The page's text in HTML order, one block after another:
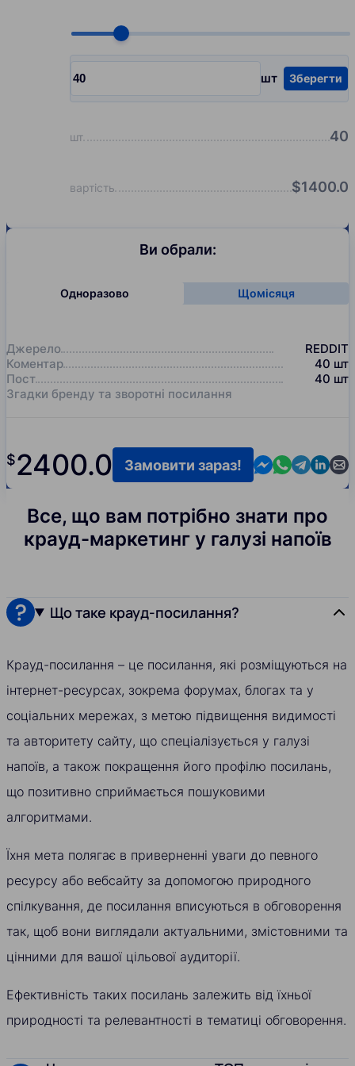
Choose quantity, pcs
шт
Input quantity, pcs Зберегти
шт 40
вартість $1400.0
Ви обрали:
Одноразово Щомісяця
Джерело
REDDIT
Коментар
40 шт
Пост
40 шт
Згадки бренду та зворотні посилання
$2400.0 Contact us in
Contact us
Contact
Замовити зараз!
Все, що вам потрібно знати про
крауд-маркетинг у галузі напоїв
Що таке крауд-посилання?
Крауд-посилання – це посилання, які розміщуються на
інтернет-ресурсах, зокрема форумах, блогах та у
соціальних мережах, з метою підвищення видимості
та авторитету сайту, що спеціалізується у галузі
напоїв, а також покращення його профілю посилань,
що позитивно сприймається пошуковими
алгоритмами.
Їхня мета полягає в приверненні уваги до певного
ресурсу або вебсайту за допомогою природного
спілкування, де посилання вписуються в обговорення
так, щоб вони виглядали актуальними, змістовними та
цінними для вашої цільової аудиторії.
Ефективність таких посилань залежить від їхньої
природності та релевантності в тематиці обговорення.